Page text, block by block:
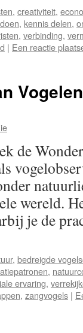
, creativiteit,
, kennis delen,
, verbinding,
| Een reactie
de
wereld.
je de
, bedreigde
,
ervaring,
, zangvogels |